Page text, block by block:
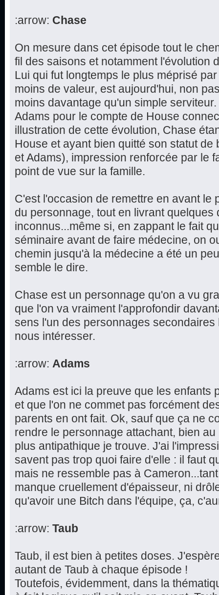
:arrow: Chase
On mesure dans cet épisode tout le
fil des saisons et notamment l'évolution
Lui qui fut longtemps le plus méprisé
moins de valeur, est aujourd'hui, non
moins davantage qu'un simple
Adams pour le compte de House
illustration de cette évolution, Chase
House et ayant bien quitté son statut
et Adams), impression renforcée par le
point de vue sur la famille.
C'est l'occasion de remettre en avant le
du personnage, tout en livrant quelques
inconnus...même si, en zappant le fait
séminaire avant de faire médecine, on
chemin jusqu'à la médecine a été un
semble le dire.
Chase est un personnage qu'on a vu
que l'on va vraiment l'approfondir
sens l'un des personnages
nous intéresser.
:arrow: Adams
Adams est ici la preuve que les enfants
et que l'on ne commet pas forcément
parents en ont fait. Ok, sauf que ça ne
rendre le personnage attachant, bien
plus antipathique je trouve. J'ai
savent pas trop quoi faire d'elle : il faut
mais ne ressemble pas à
manque cruellement d'épaisseur, ni
qu'avoir une Bitch dans l'équipe, ça,
:arrow: Taub
Taub, il est bien à petites doses.
autant de Taub à chaque épisode !
Toutefois, évidemment, dans la